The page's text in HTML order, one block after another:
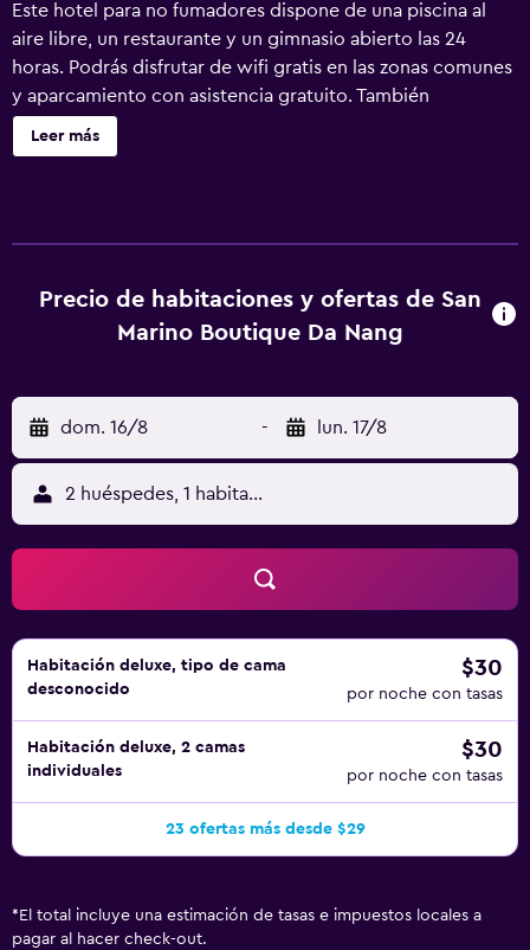
Este hotel para no fumadores dispone de una piscina al
aire libre, un restaurante y un gimnasio abierto las 24
horas. Podrás disfrutar de wifi gratis en las zonas comunes
y aparcamiento con asistencia gratuito. También
encontrarás un bar o lounge, un bar junto a la piscina y un
bar-cafetería. San Marino Boutique Danang ofrece 80
de almohada. Se ofrece una televisión LED de 43 pulgadas
con canales por satélite de suscripción. Los huéspedes
están equipados con bañera o ducha con cabezal de
ducha con hidromasaje, zapatillas, artículos de higiene
personal de diseño y artículos de higiene personal
gratuitos. Este hotel en Da Nang ofrece acceso a Internet
wifi gratis. Entre las comodidades especialmente
pensadas para las personas en viaje de negocios se
incluyen escritorio, periódicos gratuitos y teléfono. Las
habitaciones también incluyen botella de agua gratuita y
secador de pelo. Es posible solicitar masajes en la
habitación y tabla de planchar con plancha. Se ofrece
servicio nocturno de descubierta y servicio de limpieza
todos los días. En el alojamiento hay piscina al aire libre y
piscina infantil. Otros servicios de ocio y esparcimiento
incluyen gimnasio abierto las 24 horas. Se pueden
practicar las actividades de ocio y esparcimiento que se
indican más abajo en las instalaciones o cerca del
Leer más
Precio de habitaciones y ofertas de San
Marino Boutique Da Nang
dom. 16/8 - lun. 17/8
2 huéspedes, 1 habitación
Habitación deluxe, tipo de cama
desconocido
$30
por noche con tasas
Habitación deluxe, 2 camas
individuales
$30
por noche con tasas
23 ofertas más desde $29
* El total incluye una estimación de tasas e impuestos locales a
pagar al hacer check-out.